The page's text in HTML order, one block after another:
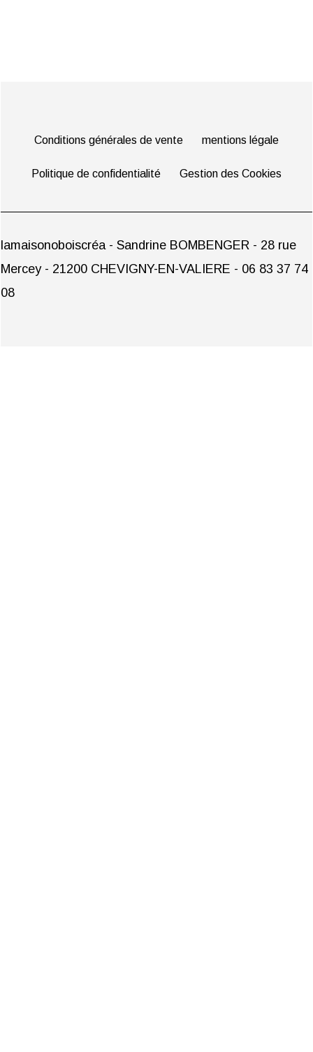
Conditions générales de vente mentions légale
Politique de confidentialité Gestion des Cookies
lamaisonoboiscréa - Sandrine BOMBENGER - 28 rue
Mercey - 21200 CHEVIGNY-EN-VALIERE - 06 83 37 74
08